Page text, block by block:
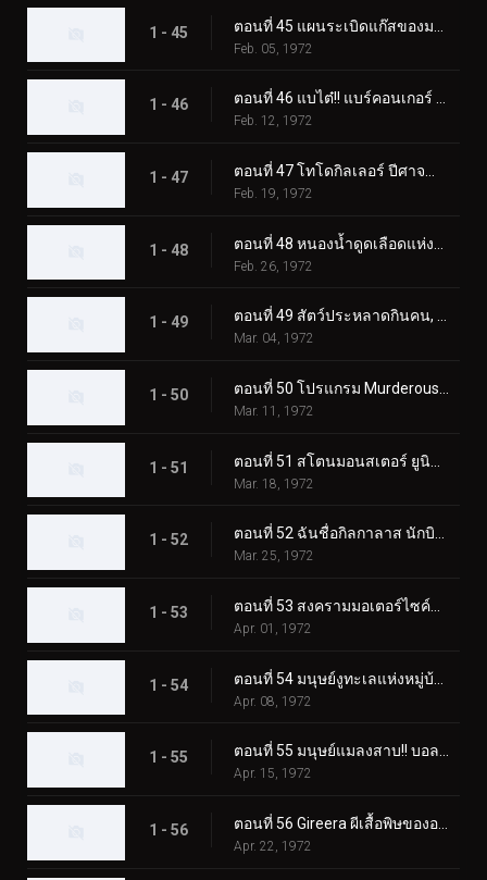
1 - 45
Feb. 05, 1972
1 - 46 ตอนที่ 46 แบไต๋!! แบร์คอนเกอร์ สัตว์ประหลาดแห่งภูเขาหิมะ
Feb. 12, 1972
1 - 47
Feb. 19, 1972
1 - 48
Feb. 26, 1972
1 - 49 ตอนที่ 49 สัตว์ประหลาดกินคน, อิโซจินแช็ค
Mar. 04, 1972
1 - 50
Mar. 11, 1972
1 - 51
Mar. 18, 1972
1 - 52 ตอนที่ 52 ฉันชื่อกิลกาลาส นักบินอวกาศลึกลับ
Mar. 25, 1972
1 - 53
Apr. 01, 1972
1 - 54
Apr. 08, 1972
1 - 55 ตอนที่ 55 มนุษย์แมลงสาบ!! บอลลูนโฆษณาแบคทีเรียที่น่าสะพรึงกลัว
Apr. 15, 1972
1 - 56
Apr. 22, 1972